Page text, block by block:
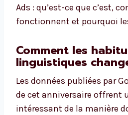
Ads : qu’est-ce que c’est,
fonctionnent et pourquoi
Comment les
linguistiques
Les données publiées par
de cet anniversaire offrent
intéressant de la manière